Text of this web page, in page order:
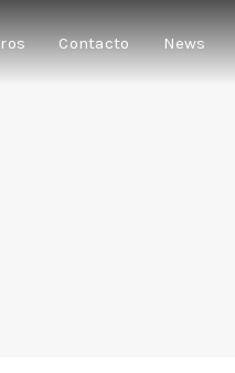
Contacto News